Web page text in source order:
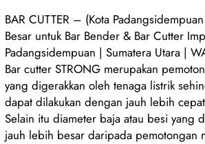
BAR CUTTER – (Kota
Besar untuk Bar Bender & Bar Cutter
Padangsidempuan | Sumatera Utara |
Bar cutter STRONG merupakan
yang digerakkan oleh tenaga listrik
dapat dilakukan dengan jauh lebih
Selain itu diameter baja atau besi yang
jauh lebih besar daripada pemotongan